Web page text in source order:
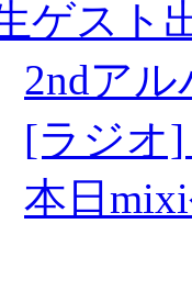
ゲスト
2ndア
[ラジオ
本日